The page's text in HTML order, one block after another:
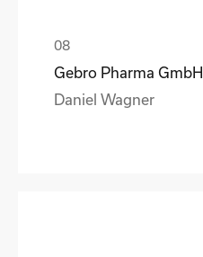
Gebro Pharma GmbH
Daniel Wagner